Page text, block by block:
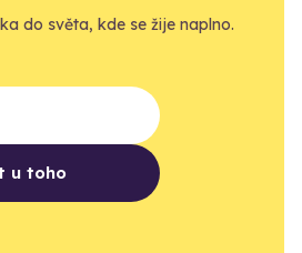
do světa, kde se žije naplno.
u toho